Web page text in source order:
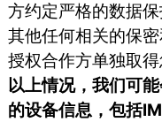
方约定严格的数据
其他任何相关的保
授权合作方单独取得
以上情况，我们可
的设备信息，包括